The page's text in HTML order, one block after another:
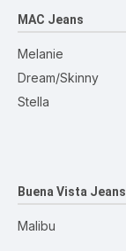
MAC Jeans
Melanie
Dream/Skinny
Stella
Buena Vista Jeans
Malibu